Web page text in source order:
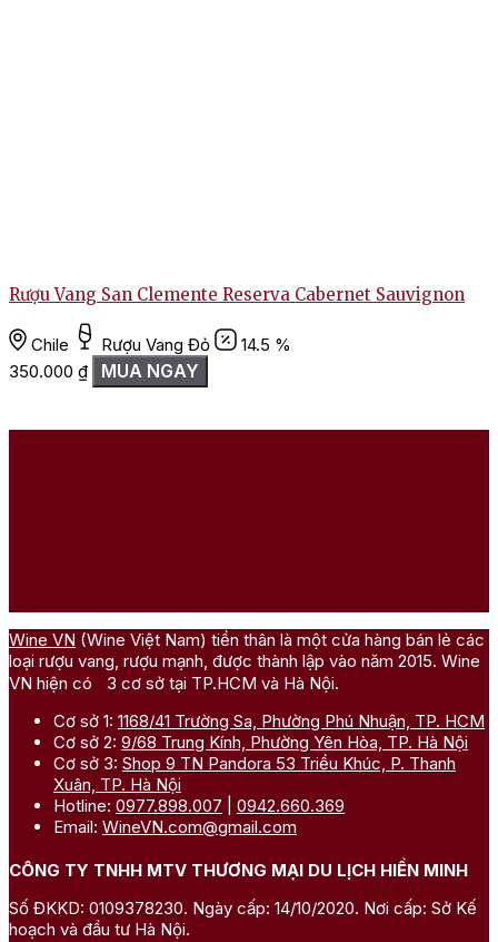
Rượu Vang San Clemente Reserva Cabernet Sauvignon
Chile Rượu Vang Đỏ
14.5 %
350.000 ₫ MUA NGAY
Wine VN (Wine Việt Nam) tiền thân là một cửa hàng bán lẻ các
loại rượu vang, rượu mạnh, được thành lập vào năm 2015. Wine
VN hiện có 3 cơ sở tại TP.HCM và Hà Nội.
Cơ sở 1: 1168/41 Trường Sa, Phường Phú Nhuận, TP. HCM
Cơ sở 2: 9/68 Trung Kính, Phường Yên Hòa, TP. Hà Nội
Cơ sở 3: Shop 9 TN Pandora 53 Triều Khúc, P. Thanh
Xuân, TP. Hà Nội
Hotline: 0977.898.007
0942.660.369
Email: WineVN.com@gmail.com
CÔNG TY TNHH MTV THƯƠNG MẠI DU LỊCH HIỀN MINH
Số ĐKKD: 0109378230. Ngày cấp: 14/10/2020. Nơi cấp: Sở Kế
hoạch và đầu tư Hà Nội.